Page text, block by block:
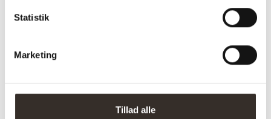
Statistik
Marketing
Tillad alle
Vægt (netto):